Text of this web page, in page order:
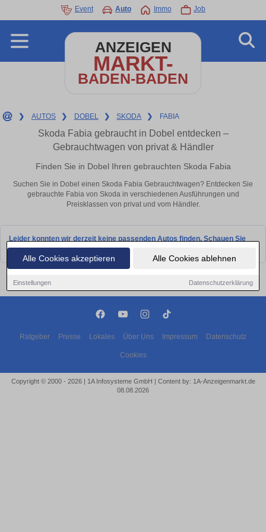
Alle Cookies akzeptieren Alle Cookies ablehnen
Einstellungen Datenschutzerklärung
Event Auto Immo Job
ANZEIGEN
MARKT-
BADEN-BADEN
❯ AUTOS ❯ DOBEL ❯ SKODA ❯ FABIA
Skoda Fabia gebraucht in Dobel entdecken –
Gebrauchtwagen von privat & Händler
Finden Sie in Dobel Ihren gebrauchten Skoda Fabia
Suchen Sie in Dobel einen Skoda Fabia Gebrauchtwagen? Entdecken Sie
gebrauchte Fabia von Skoda in verschiedenen Ausführungen und
Preisklassen von privat und vom Händler.
Leider konnten wir derzeit keine passenden Autos finden. Schauen Sie
bald wieder vorbei!
Ratgeber Presse Lokales Über Uns Impressum Datenschutz
Cookies
Copyright © 2000 - 2026 | 1A Infosysteme GmbH | Content by: 1A-Anzeigenmarkt.de
08.08.2026